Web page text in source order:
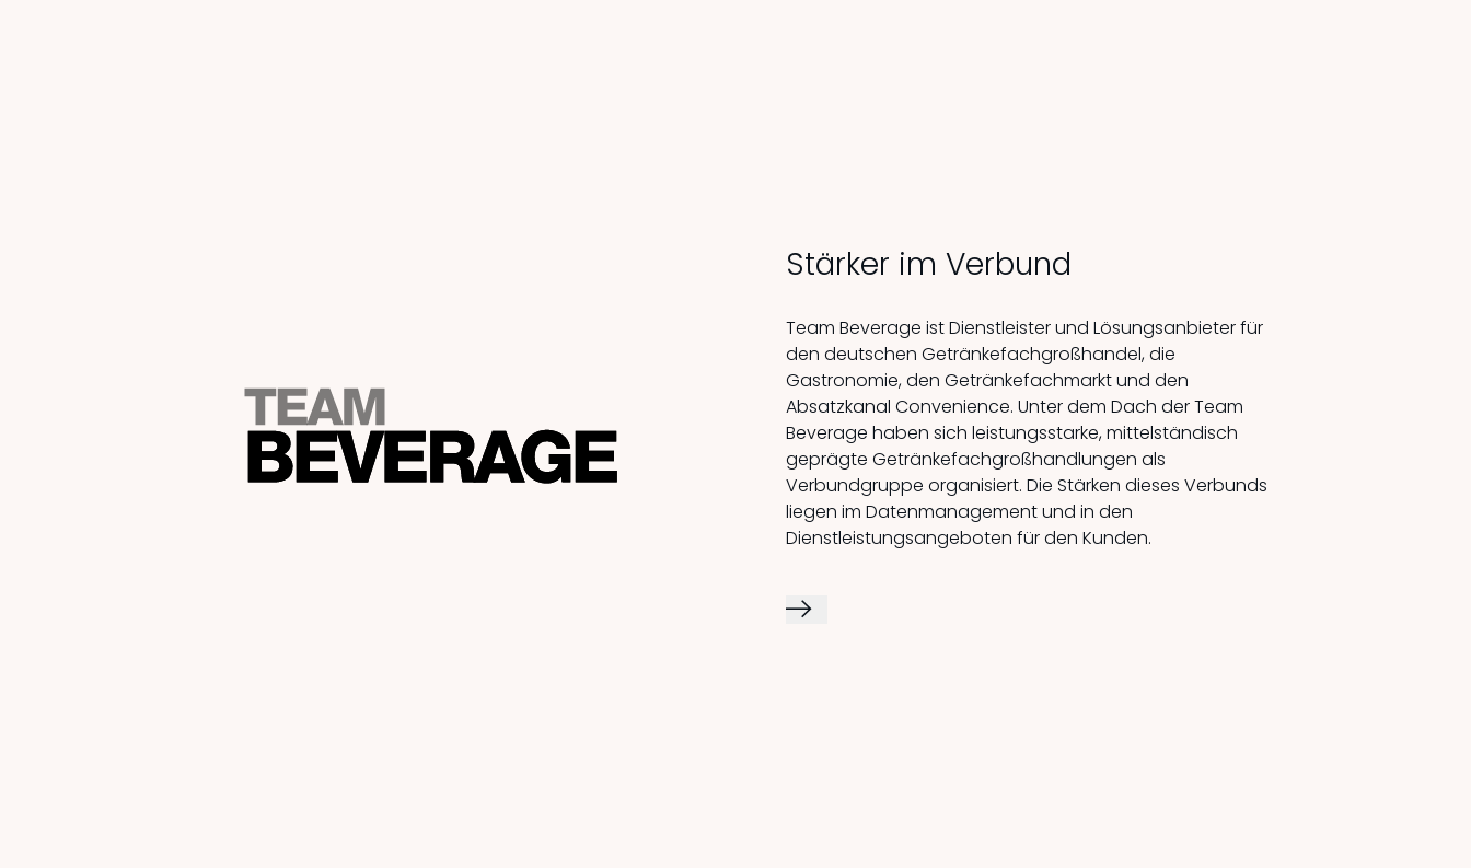
Stärker im Verbund
Team Beverage ist Dienstleister und Lösungsanbieter für
den deutschen Getränkefachgroßhandel, die
Gastronomie, den Getränkefachmarkt und den
Absatzkanal Convenience. Unter dem Dach der Team
Beverage haben sich leistungsstarke, mittelständisch
geprägte Getränkefachgroßhandlungen als
Verbundgruppe organisiert. Die Stärken dieses Verbunds
liegen im Datenmanagement und in den
Dienstleistungsangeboten für den Kunden.